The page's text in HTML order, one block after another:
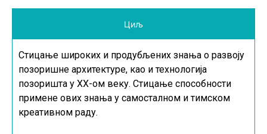
Циљ
Стицање широких и продубљених знања о развоју
позоришне архитектуре, као и технологија
позоришта у XX-ом веку. Стицање способности
примене ових знања у самосталном и тимском
креативном раду.